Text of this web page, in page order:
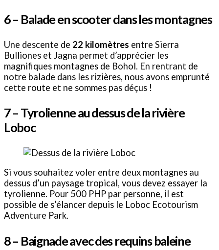
6 – Balade en scooter dans les montagnes
Une descente de 22 kilomètres entre Sierra
Bulliones et Jagna permet d’apprécier les
magnifiques montagnes de Bohol. En rentrant de
notre balade dans les rizières, nous avons emprunté
cette route et ne sommes pas déçus !
7 – Tyrolienne au dessus de la rivière
Loboc
Si vous souhaitez voler entre deux montagnes au
dessus d’un paysage tropical, vous devez essayer la
tyrolienne. Pour 500 PHP par personne, il est
possible de s’élancer depuis le Loboc Ecotourism
Adventure Park.
8 – Baignade avec des requins baleine